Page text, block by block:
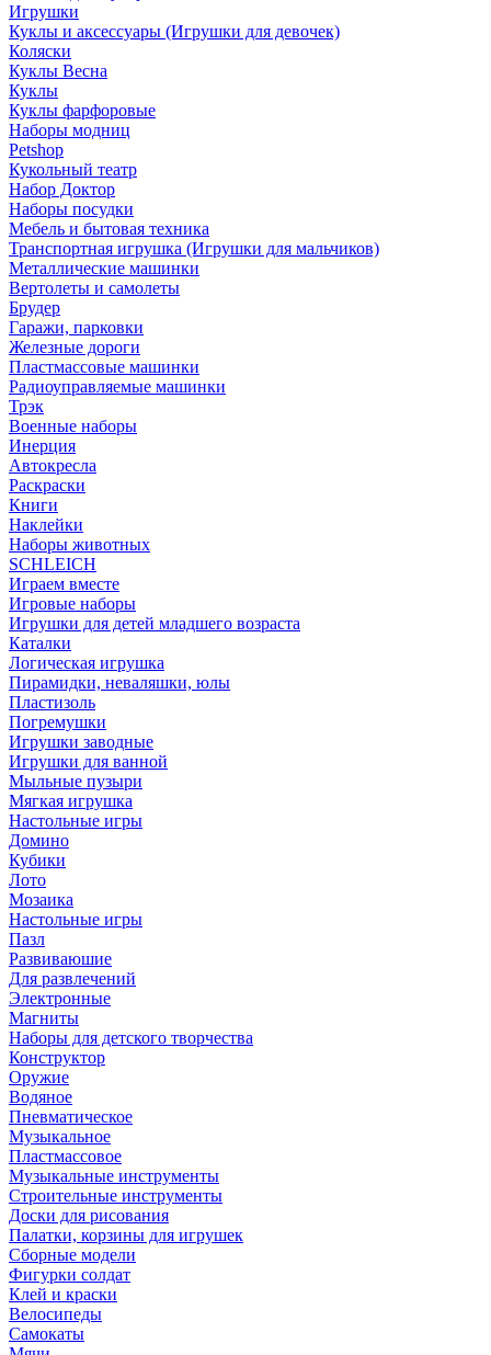
Игрушки
Куклы и аксессуары (Игрушки для девочек)
Коляски
Куклы Весна
Куклы
Куклы фарфоровые
Наборы модниц
Petshop
Кукольный театр
Набор Доктор
Наборы посудки
Мебель и бытовая техника
Транспортная игрушка (Игрушки для мальчиков)
Металлические машинки
Вертолеты и самолеты
Брудер
Гаражи, парковки
Железные дороги
Пластмассовые машинки
Радиоуправляемые машинки
Трэк
Военные наборы
Инерция
Автокресла
Раскраски
Книги
Наклейки
Наборы животных
SCHLEICH
Играем вместе
Игровые наборы
Игрушки для детей младшего возраста
Каталки
Логическая игрушка
Пирамидки, неваляшки, юлы
Пластизоль
Погремушки
Игрушки заводные
Игрушки для ванной
Мыльные пузыри
Мягкая игрушка
Настольные игры
Домино
Кубики
Лото
Мозаика
Настольные игры
Пазл
Развиваюшие
Для развлечений
Электронные
Магниты
Наборы для детского творчества
Конструктор
Оружие
Водяное
Пневматическое
Музыкальное
Пластмассовое
Музыкальные инструменты
Строительные инструменты
Доски для рисования
Палатки, корзины для игрушек
Сборные модели
Фигурки солдат
Клей и краски
Велосипеды
Самокаты